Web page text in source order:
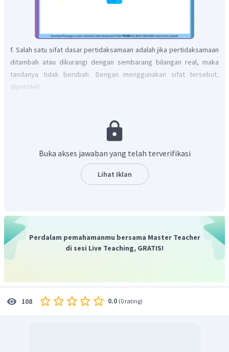
f. Salah satu sifat dasar pertidaksamaan adalah jika pertidaksamaan
ditambah atau dikurangi dengan sembarang bilangan real, maka
tandanya tidak berubah. Dengan menggunakan sifat tersebut,
diperoleh:
Kemudian, menentukan nilai yang memenuhi saat pembilang dan
penyebut sama dengan . Saat pembilang sama dengan
Buka akses jawaban yang telah terverifikasi
Lihat Iklan
Perdalam pemahamanmu bersama Master Teacher
di sesi Live Teaching, GRATIS!
108 0.0 (0 rating)